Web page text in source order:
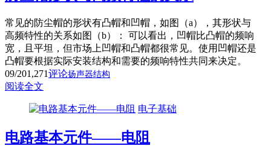
常见的防尘帽的形状有凸帽和凹帽，如图（a），其形状与
高频特性的关系如图（b）： 可以看出，凹帽比凸帽的频响
宽，且平坦，但市场上凹帽和凸帽都很常见。使用凹帽还是
凸帽要根据实际安装结构和需要的频响特性共同来决定。
09/201,271评论扬声器结构
阅读全文
电子基础
电路基本元件——电阻